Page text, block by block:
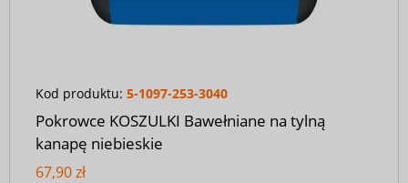
Kod produktu: 5-1097-253-3040
Pokrowce KOSZULKI Bawełniane na tylną
kanapę niebieskie
67,90 zł